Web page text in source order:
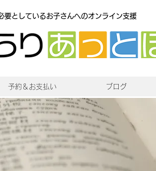
要としているお子さんへのオンライン支援
予約＆お支払い ブログ